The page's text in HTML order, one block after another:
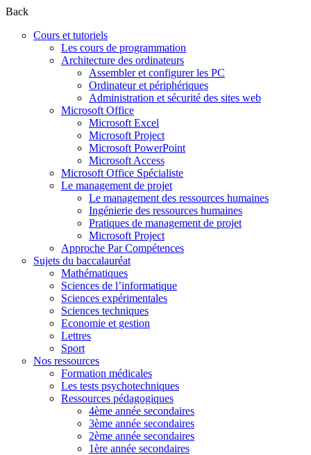
Back
Cours et tutoriels
Les cours de programmation
Architecture des ordinateurs
Assembler et configurer les PC
Ordinateur et périphériques
Administration et sécurité des sites web
Microsoft Office
Microsoft Excel
Microsoft Project
Microsoft PowerPoint
Microsoft Access
Microsoft Office Spécialiste
Le management de projet
Le management des ressources humaines
Ingénierie des ressources humaines
Pratiques de management de projet
Microsoft Project
Approche Par Compétences
Sujets du baccalauréat
Mathématiques
Sciences de l’informatique
Sciences expérimentales
Sciences techniques
Economie et gestion
Lettres
Sport
Nos ressources
Formation médicales
Les tests psychotechniques
Ressources pédagogiques
4ème année secondaires
3ème année secondaires
2ème année secondaires
1ère année secondaires